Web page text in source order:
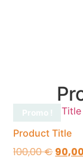
Promo !
Product Title
100,00€ 90,00